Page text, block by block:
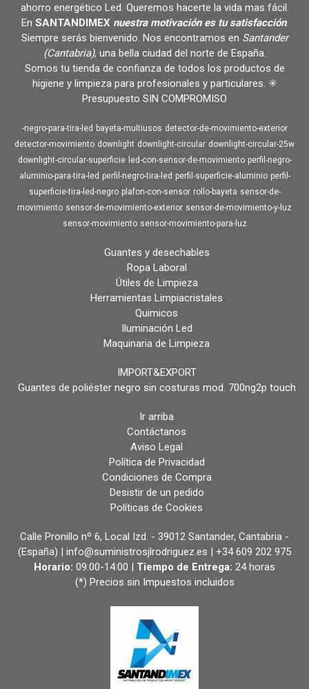
ahorro energético Led. Queremos hacerte la vida mas fácil.
En SANTANDIMEX nuestra motivación es tu satisfacción.
Siempre serás bienvenido. Nos encontramos en Santander
(Cantabria), una bella ciudad del norte de España.
Somos tu tienda de confianza de todos los productos de
higiene y limpieza para profesionales y particulares. ✳️
Presupuesto SIN COMPROMISO
-negro-para-tira-led bayeta-multiusos detector-de-movimiento-exterior
detector-movimiento downlight downlight-circular downlight-circular-25w
downlight-circular-superficie
led-con-sensor-de-movimiento perfil-negro-
aluminio-para-tira-led perfil-negro-tira-led perfil-superficie-aluminio perfil-
superficie-tira-led-negro plafon-con-sensor rollo-bayeta sensor-de-
movimiento sensor-de-movimiento-exterior sensor-de-movimiento-y-luz
sensor-movimiento sensor-movimiento-para-luz
Guantes y desechables
Ropa Laboral
Útiles de Limpieza
Herramientas Limpiacristales
Quimicos
Iluminación Led
Maquinaria de Limpieza
IMPORT&EXPORT
Guantes de poliéster negro sin costuras mod. 700ng2p touch
Ir arriba
Contáctanos
Aviso Legal
Política de Privacidad
Condiciones de Compra
Desistir de un pedido
Políticas de Cookies
Calle Pronillo nº 6, Local Izd. - 39012 Santander, Cantabria -
(España) | info@suministrosjlrodriguez.es | +34 609 202 975
Horario: 09:00-14:00 | Tiempo de Entrega: 24 horas
(*) Precios sin Impuestos incluidos